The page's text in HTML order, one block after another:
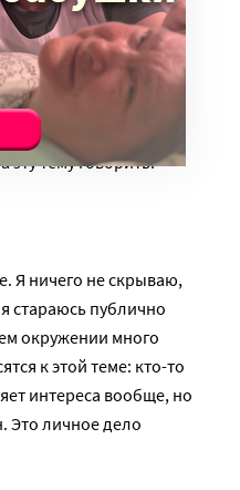
грех, позволь
тему говорить.
Я ничего не скрываю,
стараюсь публично
окружении много
к этой теме: кто-то
интереса вообще, но
Это личное дело